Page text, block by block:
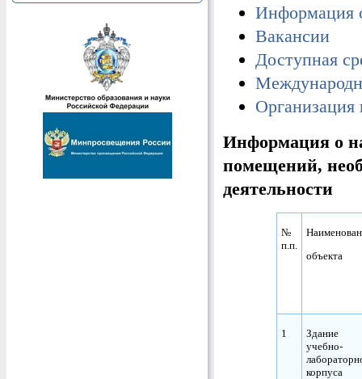
Информация
Вакансии
Доступная
Организация
Информация о
помещений,
деятельности
№
п.п.
объекта
1
Здание
учебно-
корпуса